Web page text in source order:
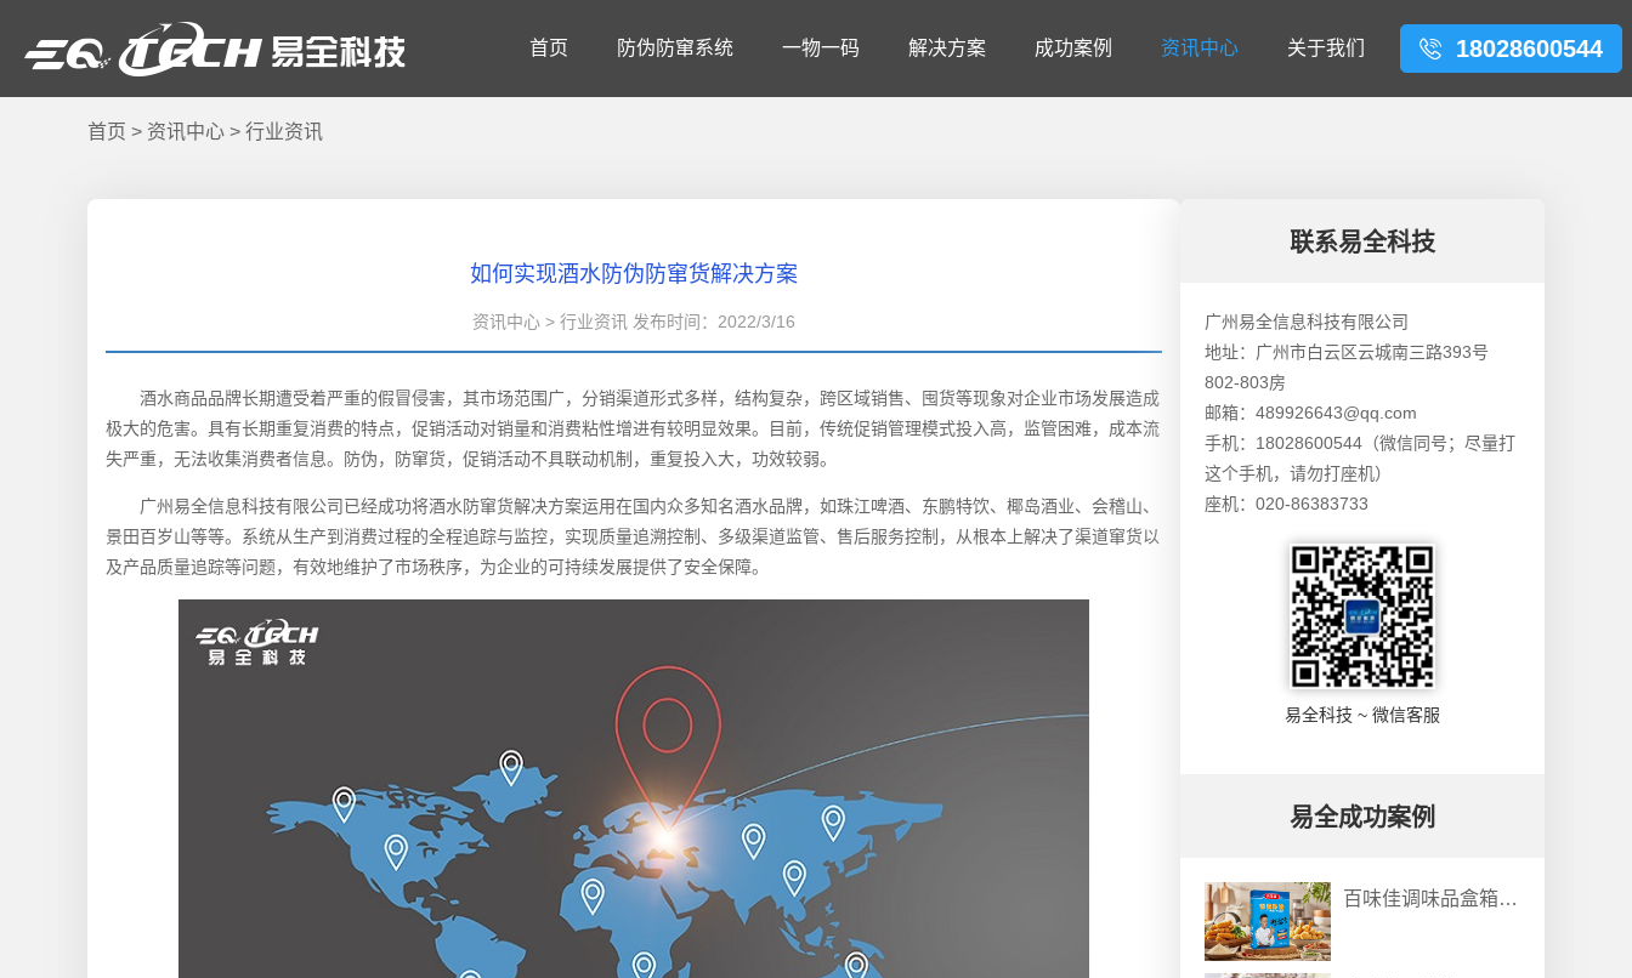
首页 防伪防窜系统 一物一码 解决方案 成功案例 资讯中心 关于我们 18028600544
首页 > 资讯中心 > 行业资讯
如何实现酒水防伪防窜货解决方案
资讯中心 > 行业资讯 发布时间：2022/3/16
酒水商品品牌长期遭受着严重的假冒侵害，其市场范围广，分销渠道形式多样，结构复杂，跨区域销售、囤货等现象对企业市场发展造成
极大的危害。具有长期重复消费的特点，促销活动对销量和消费粘性增进有较明显效果。目前，传统促销管理模式投入高，监管困难，成本流
失严重，无法收集消费者信息。防伪，防窜货，促销活动不具联动机制，重复投入大，功效较弱。
广州易全信息科技有限公司已经成功将酒水防窜货解决方案运用在国内众多知名酒水品牌，如珠江啤酒、东鹏特饮、椰岛酒业、会稽山、
景田百岁山等等。系统从生产到消费过程的全程追踪与监控，实现质量追溯控制、多级渠道监管、售后服务控制，从根本上解决了渠道窜货以
及产品质量追踪等问题，有效地维护了市场秩序，为企业的可持续发展提供了安全保障。
联系易全科技
广州易全信息科技有限公司
地址：广州市白云区云城南三路393号
802-803房
邮箱：489926643@qq.com
手机：18028600544（微信同号；尽量打
这个手机，请勿打座机）
座机：020-86383733
易全科技 ~ 微信客服
易全成功案例
百味佳调味品盒箱垛采集关联防伪防窜货系统